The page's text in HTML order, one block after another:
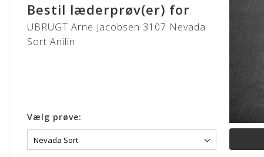
Bestil læderprøv(er) for
UBRUGT Arne Jacobsen 3107 Nevada
Sort Anilin
Vælg prøve: